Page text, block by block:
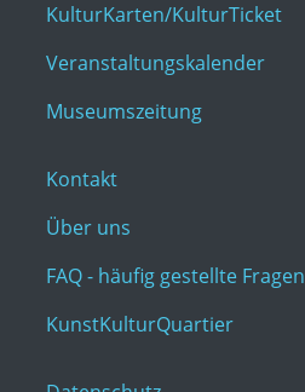
KulturKarten/KulturTicket
Veranstaltungskalender
Museumszeitung
Kontakt
Über uns
FAQ - häufig gestellte Fragen
KunstKulturQuartier